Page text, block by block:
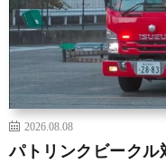
2026.08.08
パトリンクビークル